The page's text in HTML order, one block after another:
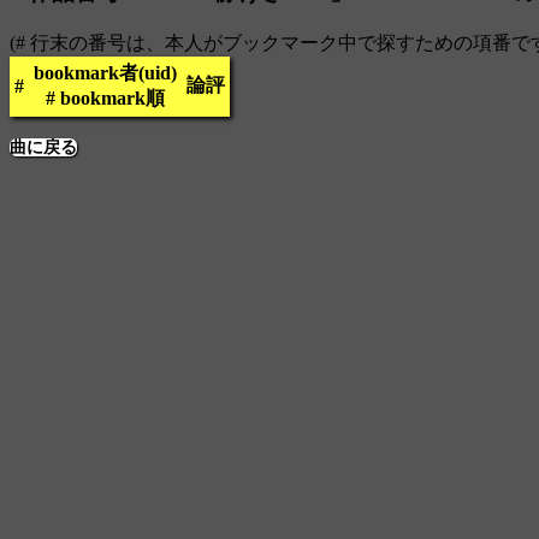
(# 行末の番号は、本人がブックマーク中で探すための項番で
#
bookmark者(uid)
# bookmark順
論評
曲に戻る